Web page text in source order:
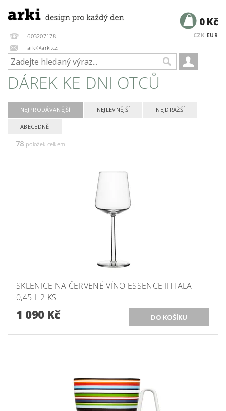
603207178
arki@arki.cz
CZK EUR
0 Kč
DÁREK KE DNI OTCŮ
NEJPRODÁVANĚJŠÍ NEJLEVNĚJŠÍ NEJDRAŽŠÍ
ABECEDNĚ
78 položek celkem
SKLENICE NA ČERVENÉ VÍNO ESSENCE IITTALA
0,45 L 2 KS
1 090 Kč